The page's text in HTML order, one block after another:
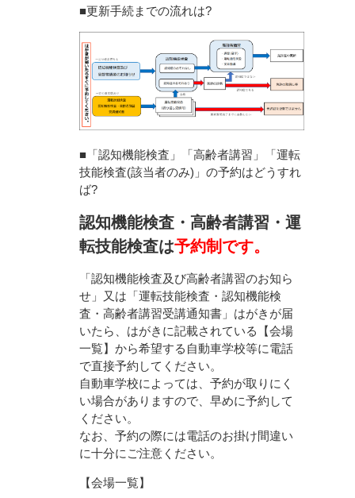
■更新手続までの流れは?
■「認知機能検査」「高齢者講習」「運転
技能検査(該当者のみ)」の予約はどうすれ
ば?
認知機能検査・高齢者講習・運
転技能検査は予約制です。
「認知機能検査及び高齢者講習のお知ら
せ」又は「運転技能検査・認知機能検
査・高齢者講習受講通知書」はがきが届
いたら、はがきに記載されている【会場
一覧】から希望する自動車学校等に電話
で直接予約してください。
自動車学校によっては、予約が取りにく
い場合がありますので、早めに予約して
ください。
なお、予約の際には電話のお掛け間違い
に十分にご注意ください。
【会場一覧】